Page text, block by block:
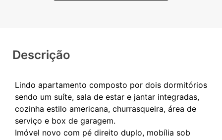
Descrição
Lindo apartamento composto por dois dormitórios
sendo um suíte, sala de estar e jantar integradas,
cozinha estilo americana, churrasqueira, área de
serviço e box de garagem.
Imóvel novo com pé direito duplo, mobília sob